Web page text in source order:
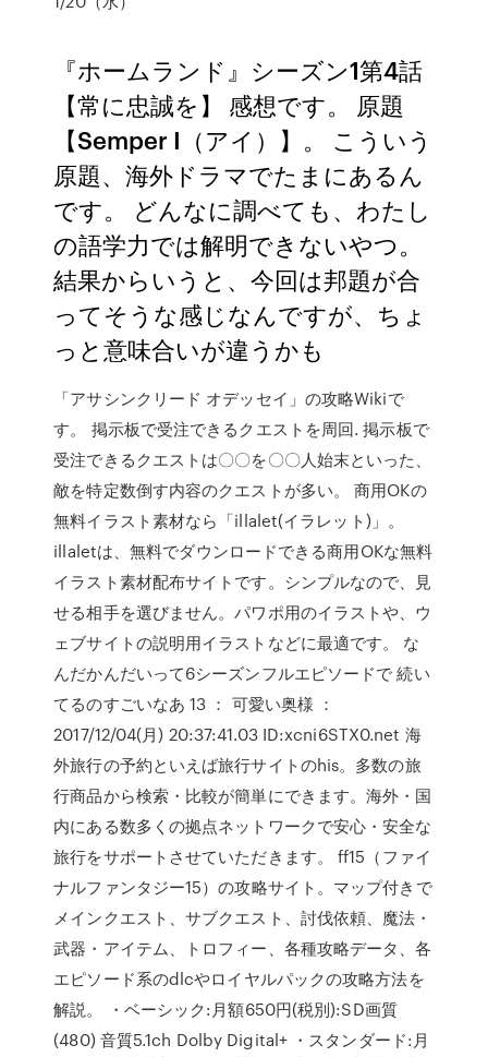
『ホームランド』シーズン1第4話
【常に忠誠を】 感想です。 原題
【Semper I（アイ）】。 こういう
原題、海外ドラマでたまにあるん
です。 どんなに調べても、わたし
の語学力では解明できないやつ。
結果からいうと、今回は邦題が合
ってそうな感じなんですが、ちょ
っと意味合いが違うかも
「アサシンクリード オデッセイ」の攻略Wikiで
す。 掲示板で受注できるクエストを周回. 掲示板で
受注できるクエストは〇〇を〇〇人始末といった、
敵を特定数倒す内容のクエストが多い。 商用OKの
無料イラスト素材なら「illalet(イラレット)」。
illaletは、無料でダウンロードできる商用OKな無料
イラスト素材配布サイトです。シンプルなので、見
せる相手を選びません。パワポ用のイラストや、ウ
ェブサイトの説明用イラストなどに最適です。 な
んだかんだいって6シーズンフルエピソードで 続い
てるのすごいなあ 13 ： 可愛い奥様 ：
2017/12/04(月) 20:37:41.03 ID:xcni6STX0.net 海
外旅行の予約といえば旅行サイトのhis。多数の旅
行商品から検索・比較が簡単にできます。海外・国
内にある数多くの拠点ネットワークで安心・安全な
旅行をサポートさせていただきます。 ff15（ファイ
ナルファンタジー15）の攻略サイト。マップ付きで
メインクエスト、サブクエスト、討伐依頼、魔法・
武器・アイテム、トロフィー、各種攻略データ、各
エピソード系のdlcやロイヤルパックの攻略方法を
解説。 ・ベーシック:月額650円(税別):SD画質
(480) 音質5.1ch Dolby Digital+ ・スタンダード:月